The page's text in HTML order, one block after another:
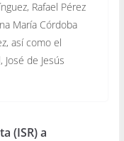
Rafael Pérez
María Córdoba
así como el
de Jesús
(ISR) a